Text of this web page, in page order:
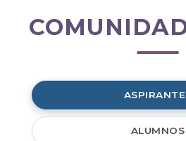
Comunidad
ALUMNOS